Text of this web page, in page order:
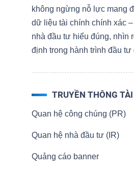
không ngừng nỗ lực mang
dữ liệu tài chính chính xác
nhà đầu tư hiểu đúng, nhìn
định trong hành trình đầu tư
TRUYỀN THÔNG
Quan hệ công chúng (PR)
Quan hệ nhà đầu tư (IR)
Quảng cáo banner
TIÊU
DÙNG
THIẾT